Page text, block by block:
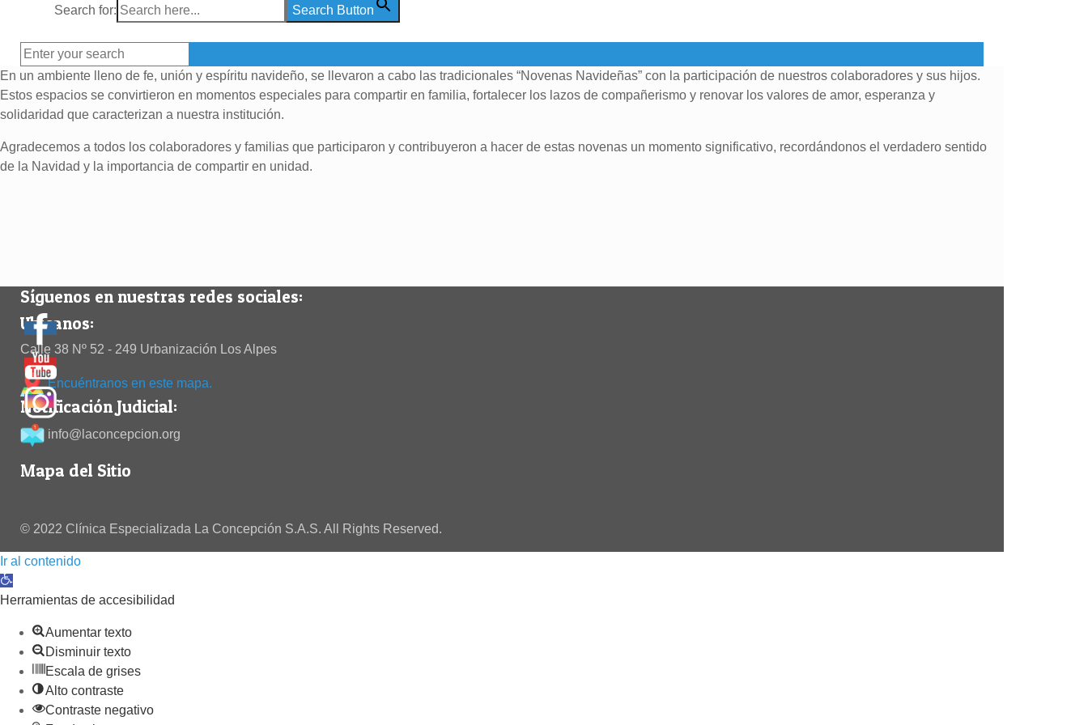
Search for: Search Button
En un ambiente lleno de fe, unión y espíritu navideño, se llevaron a cabo las tradicionales “Novenas Navideñas” con la participación de nuestros colaboradores y sus hijos.
Estos espacios se convirtieron en momentos especiales para compartir en familia, fortalecer los lazos de compañerismo y renovar los valores de amor, esperanza y
solidaridad que caracterizan a nuestra institución.
Agradecemos a todos los colaboradores y familias que participaron y contribuyeron a hacer de estas novenas un momento significativo, recordándonos el verdadero sentido
de la Navidad y la importancia de compartir en unidad.
Síguenos en nuestras redes sociales:
Ubícanos:
Calle 38 Nº 52 - 249 Urbanización Los Alpes
Encuéntranos en este mapa.
Notificación Judicial:
info@laconcepcion.org
Mapa del Sitio
© 2022 Clínica Especializada La Concepción S.A.S. All Rights Reserved.
Ir al contenido
Abrir barra de herramientas
Herramientas de accesibilidad
Aumentar texto
Disminuir texto
Escala de grises
Alto contraste
Contraste negativo